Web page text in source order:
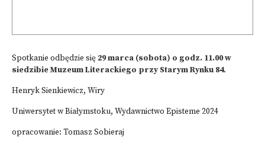
Spotkanie odbędzie się 29 marca (sobota) o godz. 11.00 w
siedzibie Muzeum Literackiego przy Starym Rynku 84.
Henryk Sienkiewicz, Wiry
Uniwersytet w Białymstoku, Wydawnictwo Episteme 2024
opracowanie: Tomasz Sobieraj